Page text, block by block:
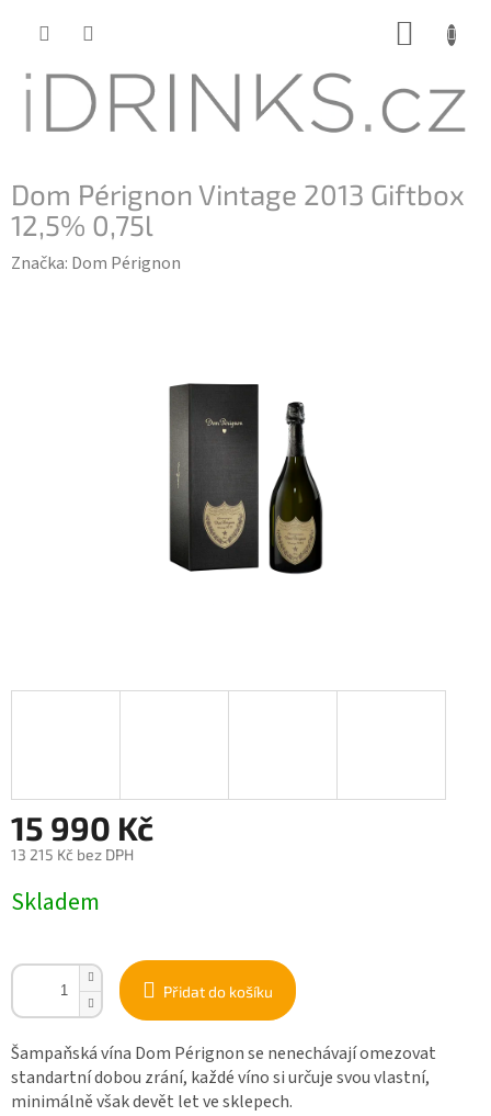
Dom Pérignon Vintage 2013 Giftbox
12,5% 0,75l
Značka: Dom Pérignon
15 990 Kč
13 215 Kč bez DPH
cena:
Skladem
Přidat do košíku
Šampaňská vína Dom Pérignon se nenechávají omezovat
standartní dobou zrání, každé víno si určuje svou vlastní,
minimálně však devět let ve sklepech.